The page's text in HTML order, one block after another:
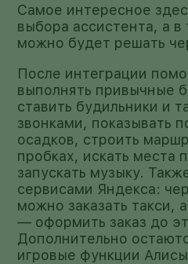
Самое интересное
выбора ассистента, а в
можно будет решать
После интеграции
выполнять привычные
ставить будильники и
звонками, показывать
осадков, строить
пробках, искать места
запускать музыку.
сервисами Яндекса:
можно заказать такси,
— оформить заказ до
Дополнительно
игровые функции